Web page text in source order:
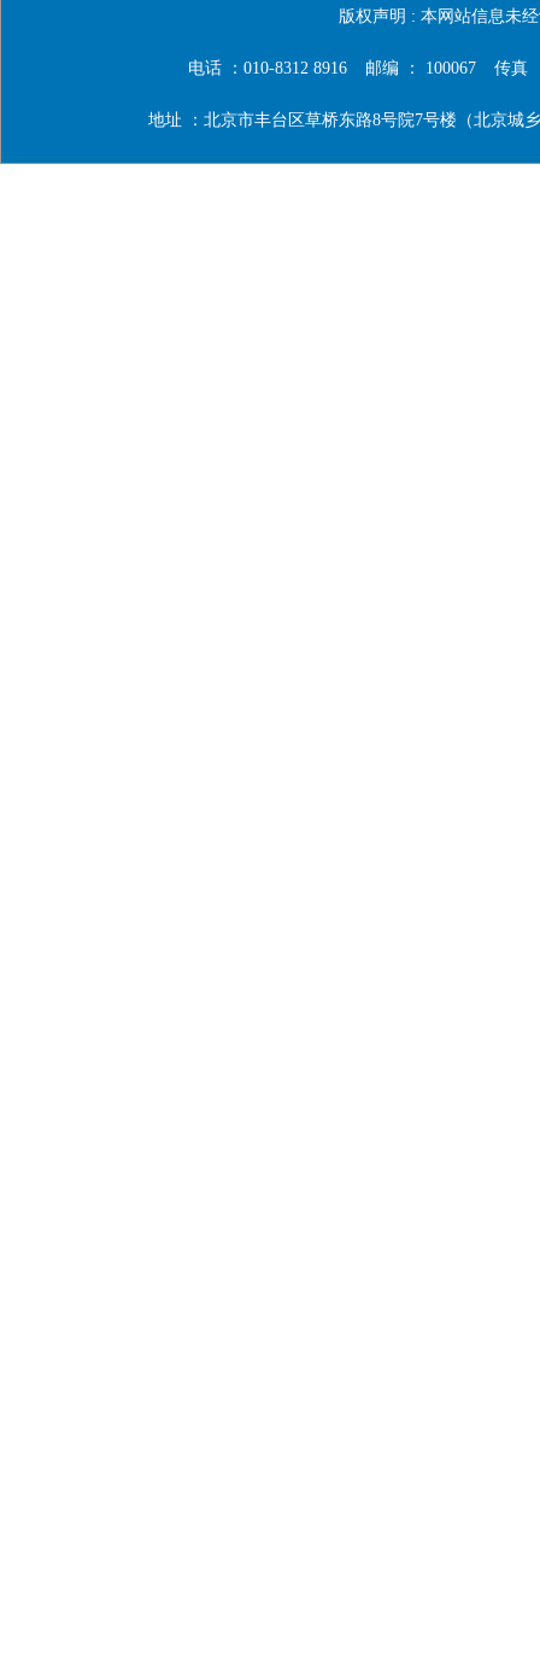
版权声明 : 本网站信息未
电话 ：010-8312 8916 邮编 ： 100067 传真
地址 ：北京市丰台区草桥东路8号院7号楼（北京城